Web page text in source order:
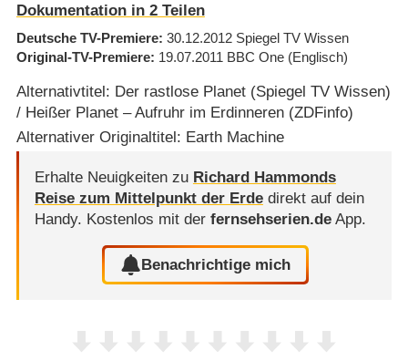
Dokumentation in 2 Teilen
Deutsche TV-Premiere 30.12.2012 Spiegel TV Wissen
Original-TV-Premiere 19.07.2011 BBC One (Englisch)
Alternativtitel: Der rastlose Planet (Spiegel TV Wissen)
/ Heißer Planet – Aufruhr im Erdinneren (ZDFinfo)
Alternativer Originaltitel: Earth Machine
Erhalte Neuigkeiten zu Richard Hammonds
Reise zum Mittelpunkt der Erdedirekt auf dein
Handy. Kostenlos mit der fernsehserien.deApp.
Benachrichtige mich